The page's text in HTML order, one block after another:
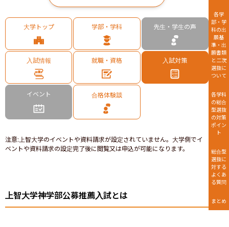
大学トップ 学部・学科 先生・学生の声
入試情報 就職・資格 入試対策
イベント 合格体験談
注意: 上智大学のイベントや資料請求が設定されていません。大学側でイ
ベントや資料請求の設定完了後に閲覧又は申込が可能になります。
上智大学神学部公募推薦入試とは
各学
部・学
科の出
願基
準・出
願書類
と二次
選抜に
ついて
各学科
の総合
型選抜
の対策
ポイン
ト
総合型
選抜に
対する
よくあ
る質問
まとめ